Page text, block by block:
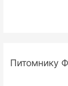
Питомнику